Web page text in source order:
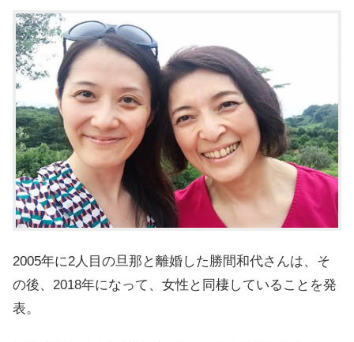
2005年に2人目の旦那と離婚した勝間和代さんは、そ
の後、2018年になって、女性と同棲していることを発
表。